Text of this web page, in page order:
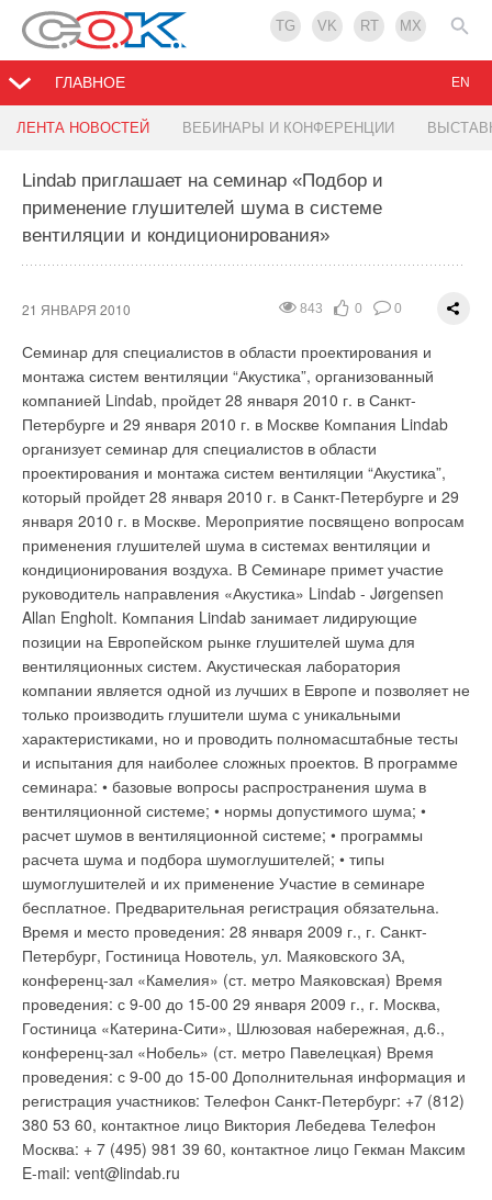
TG VK RT MX
ГЛАВНОЕ
ЛЕНТА НОВОСТЕЙ ВЕБИНАРЫ И КОНФЕРЕНЦИИ
EN
Lindab приглашает на семинар «Подбор и
применение глушителей шума в системе
вентиляции и кондиционирования»
843 0 0
21 ЯНВАРЯ 2010
Семинар для специалистов в области проектирования и
монтажа систем вентиляции “Акустика”, организованный
компанией Lindab, пройдет 28 января 2010 г. в Санкт-
Петербурге и 29 января 2010 г. в Москве Компания Lindab
организует семинар для специалистов в области
проектирования и монтажа систем вентиляции “Акустика”,
который пройдет 28 января 2010 г. в Санкт-Петербурге и 29
января 2010 г. в Москве. Мероприятие посвящено вопросам
применения глушителей шума в системах вентиляции и
кондиционирования воздуха. В Семинаре примет участие
руководитель направления «Акустика» Lindab - Jørgensen
Allan Engholt. Компания Lindab занимает лидирующие
позиции на Европейском рынке глушителей шума для
вентиляционных систем. Акустическая лаборатория
компании является одной из лучших в Европе и позволяет не
только производить глушители шума с уникальными
характеристиками, но и проводить полномасштабные тесты
и испытания для наиболее сложных проектов. В программе
семинара: • базовые вопросы распространения шума в
вентиляционной системе; • нормы допустимого шума; •
расчет шумов в вентиляционной системе; • программы
расчета шума и подбора шумоглушителей; • типы
шумоглушителей и их применение Участие в семинаре
бесплатное. Предварительная регистрация обязательна.
Время и место проведения: 28 января 2009 г., г. Санкт-
Петербург, Гостиница Новотель, ул. Маяковского 3А,
конференц-зал «Камелия» (ст. метро Маяковская) Время
проведения: с 9-00 до 15-00 29 января 2009 г., г. Москва,
Гостиница «Катерина-Сити», Шлюзовая набережная, д.6.,
конференц-зал «Нобель» (ст. метро Павелецкая) Время
проведения: с 9-00 до 15-00 Дополнительная информация и
регистрация участников: Телефон Санкт-Петербург: +7 (812)
380 53 60, контактное лицо Виктория Лебедева Телефон
Москва: + 7 (495) 981 39 60, контактное лицо Гекман Максим
E-mail: vent@lindab.ru
«Служба одного окна»
826
20 ЯНВАРЯ 2010
В филиале «НовороссийскВодоканал» ООО «Югводоканал»
начала работу «Служба одного окна» Ее задача - создать
единое информационное пространство в сфере городского
водоснабжения и водоотведения. Функциональная нагрузка
новой службы связана, прежде всего, с информационно-
справочным и аналитическим сопровождением работы с
потребителями услуг, приём (регистрация) заявлений и
документов, представляемых заявителями для
осуществления работ по подготовке запрашиваемых
документов, а также выдачу оформленных документов либо
мотивированных отказов заявителям, точной и оперативной
передачей информации соответствующим подразделениям
водоканала. Ранее, чтобы получить необходимый документ
или услугу, людям приходилось проходить многочисленные
согласующие инстанции (или неоднократно посещать
различные службы водоканала), собирать справки,
согласования и заключения, а затем представлять их
соответствующему должностному лицу для оформления
требуемого документа или для получения нужной услуги.
Эти бюрократические трудности приводили к потере
времени и сил. «Служба одного окна» призвана обеспечить
совершенно иной подход в работе с абонентами, а именно
«не человек должен бегать за бумагами, а бумаги за
человеком». При этом функции принятия решения и
отработки вопросов остаются за подразделениями
водоканала, а «служба одного окна» создаёт все условия,
чтобы сделать это без бюрократических проволочек. Но,
самое главное, граждане смогут решать различные вопросы
в одном месте, не ходя по многочисленным кабинетам.
Служба одного окна обеспечивает качественную и быструю
обработку всех обращений с учетом приоритета обращения
(срочность и важность обращения для гражданина). Все
типовые обращения имеют стандартные механизмы
согласований, на каждом из этапов контролируются сроки
исполнения. Основной эффект от проводимых мероприятий
получат потребители услуг филиала
«НовороссийскВодоканал» ООО «Югводоканал», поскольку
это принципиально новое качество обслуживания
населения, снижение расходов на услуги за счет оплаты по
фактическому потреблению и возможность управления
собственным потреблением ресурсов. Прозрачность работы
Открыта дистрибуция стальных радиаторов
957
19 ЯНВАРЯ 2010
Концерн БГК предлагает широкий ассортимент радиаторов,
биметалла, а также стальные панельные радиаторы,
которые представлены известными и проверенными
временем марками. Среди них особенно выделяются
стальные панельные радиаторы от компании Vogеl&Noot
(Фогель энд Нат), одного из ведущих производителей
радиаторов в Европе. Являясь крупным поставщиком
радиаторов Vogеl&Noot в России, Концерн БГК предлагает
одни из лучших условий для сотрудничества. Стальные
радиаторы Vogеl & Noot, по сравнению с аналогичными
приборами других производителей, обладают наилучшим
сочетанием тепловой мощности, цены и общепризнанного
качества. Сочетают в себе высокотехнологичные решения и
безупречный современный дизайн. Ежегодно россияне
покупают десятки тысяч радиаторов Vogel & Noot, ведь
радиаторы застрахованы на один миллион евро и имеют
гарантию 10 лет! Стальные радиаторы Vogel&Noot
используют для систем водяного отопления в помещениях
самого разного назначения. Радиаторы могут применяться в
жилых, офисных, торговых зданиях с индивидуальными
тепловыми пунктами, а также в коттеджах. Все радиаторы
Vogel&Noot сертифицированы по ГОСТ и имеют сертификат
Госстроя России, а производственные процессы всех
заводов концерна сертифицированны по ISO 9001.
Высокоточная сварка, высококачественная грунтовка и
финальное порошковое покрытие - вот составляющие
надежности данных радиаторов на многие годы.
Уведомления отключены
Комментарии
В этой теме еще нет комментариев
Добавить комментарий